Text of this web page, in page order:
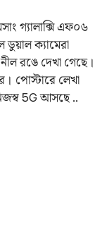
গ্যালাক্সি এফ০৬
ক্যামেরা
রঙে দেখা গেছে।
পোস্টারে লেখা
5G আসছে ..